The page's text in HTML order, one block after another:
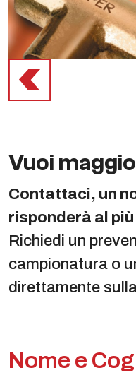
Vuoi
Contattaci, un
risponderà al
Richiedi un
campionatura o
direttamente
Nome e